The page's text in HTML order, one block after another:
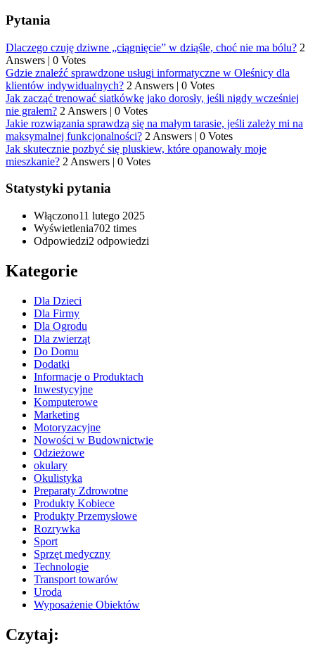
Pytania
Dlaczego czuję dziwne „ciągnięcie” w dziąśle, choć nie ma bólu? 2
Answers | 0 Votes
Gdzie znaleźć sprawdzone usługi informatyczne w Oleśnicy dla
klientów indywidualnych? 2 Answers | 0 Votes
Jak zacząć trenować siatkówkę jako dorosły, jeśli nigdy wcześniej
nie grałem? 2 Answers | 0 Votes
Jakie rozwiązania sprawdzą się na małym tarasie, jeśli zależy mi na
maksymalnej funkcjonalności? 2 Answers | 0 Votes
Jak skutecznie pozbyć się pluskiew, które opanowały moje
mieszkanie? 2 Answers | 0 Votes
Statystyki pytania
Włączono11 lutego 2025
Wyświetlenia702 times
Odpowiedzi2 odpowiedzi
Kategorie
Dla Dzieci
Dla Firmy
Dla Ogrodu
Dla zwierząt
Do Domu
Dodatki
Informacje o Produktach
Inwestycyjne
Komputerowe
Marketing
Motoryzacyjne
Nowości w Budownictwie
Odzieżowe
okulary
Okulistyka
Preparaty Zdrowotne
Produkty Kobiece
Produkty Przemysłowe
Rozrywka
Sport
Sprzęt medyczny
Technologie
Transport towarów
Uroda
Wyposażenie Obiektów
Czytaj: